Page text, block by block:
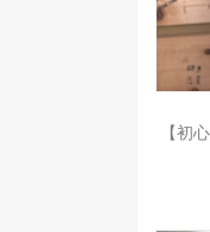
【初